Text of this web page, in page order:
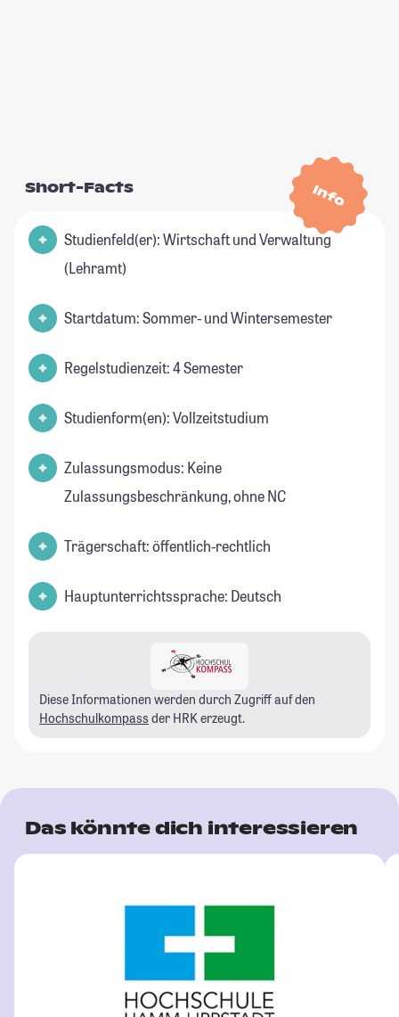
Info
Short-Facts
Studienfeld(er): Wirtschaft und Verwaltung
(Lehramt)
Startdatum: Sommer- und Wintersemester
Regelstudienzeit: 4 Semester
Studienform(en): Vollzeitstudium
Zulassungsmodus: Keine
Zulassungsbeschränkung, ohne NC
Trägerschaft: öffentlich-rechtlich
Hauptunterrichtssprache: Deutsch
Diese Informationen werden durch Zugriff auf den
Hochschulkompass der HRK erzeugt.
Das könnte dich interessieren